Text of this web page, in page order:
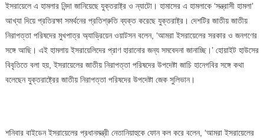
ইসরায়েলে এ হামলার নিন্দা জানিয়েছে যুক্তরাষ্ট্র ও ন্যাটো। হামাসের এ হামলাকে ‘সন্ত্রাসী হামলা’
আখ্যা দিয়ে প্রতিরক্ষা সমর্থনের প্রতিশ্রুতি ব্যক্ত করেছে যুক্তরাষ্ট্র। দেশটির জাতীয় জাতীয়
নিরাপত্তা পরিষদের মুখপাত্র অ্যাড্রিয়েন ওয়াটসন বলেন, ‘আমরা ইসরায়েলের সরকার ও জনগণের
সঙ্গে আছি। এই হামলায় ইসরায়েলিদের প্রাণ হারানোর জন্য সমবেদনা জানাচ্ছি।’ হোয়াইট হাউসের
বিবৃতিতে বলা হয়, ইসরায়েলের জাতীয় নিরাপত্তা পরিষদের উপদেষ্টা জাচি হানেগবির সঙ্গে কথা
বলেছেন যুক্তরাষ্ট্রের জাতীয় নিরাপত্তা পরিষদের উপদেষ্টা জেক সুলিভান।
শনিবার বাইডেন ইসরায়েলের প্রধানমন্ত্রী নেতানিয়াহুকে ফোন কল করে বলেন, ‘আমরা ইসরায়েলের